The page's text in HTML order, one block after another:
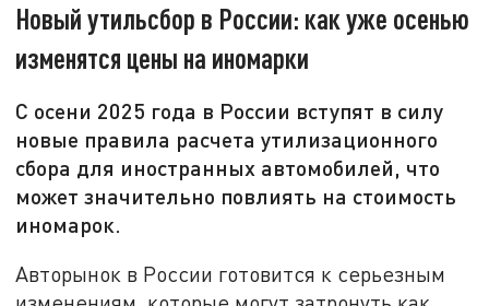
Новый утильсбор в России: как уже осенью
изменятся цены на иномарки
С осени 2025 года в России вступят в силу
новые правила расчета утилизационного
сбора для иностранных автомобилей, что
может значительно повлиять на стоимость
иномарок.
Авторынок в России готовится к серьезным